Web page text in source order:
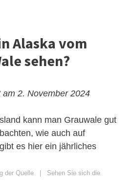
Alaska vom
sehen?
2. November 2024
kann man Grauwale gut
wie auch auf
es hier ein jährliches
der Quelle
Sehen Sie sich die